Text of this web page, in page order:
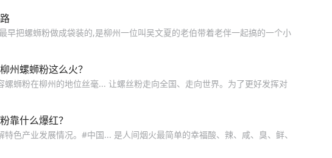
早把螺蛳粉做成袋装的,是柳州一位叫吴文夏的老伯带着老伴一起搞的一个小
州螺蛳粉这么火？
螺蛳粉在柳州的地位丝毫... 让螺丝粉走向全国、走向世界。为了更好发挥对
靠什么爆红？
色产业发展情况。#中国... 是人间烟火最简单的幸福酸、辣、咸、臭、鲜、